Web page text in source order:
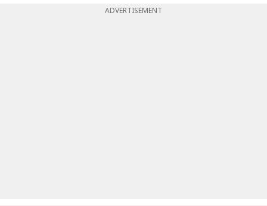
ADVERTISEMENT